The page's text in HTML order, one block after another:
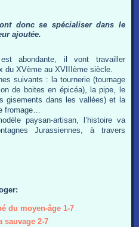
donc se spécialiser dans le
ajoutée.
abondante, il vont travailler
du XVème au XVIIIème siècle.
suivants : la tournerie (tournage
de boites en épicéa), la pipe, le
gisements dans les vallées) et la
fromage…
paysan-artisan, l’histoire va
Jurassiennes, à travers
du moyen-âge 1-7
sauvage 2-7